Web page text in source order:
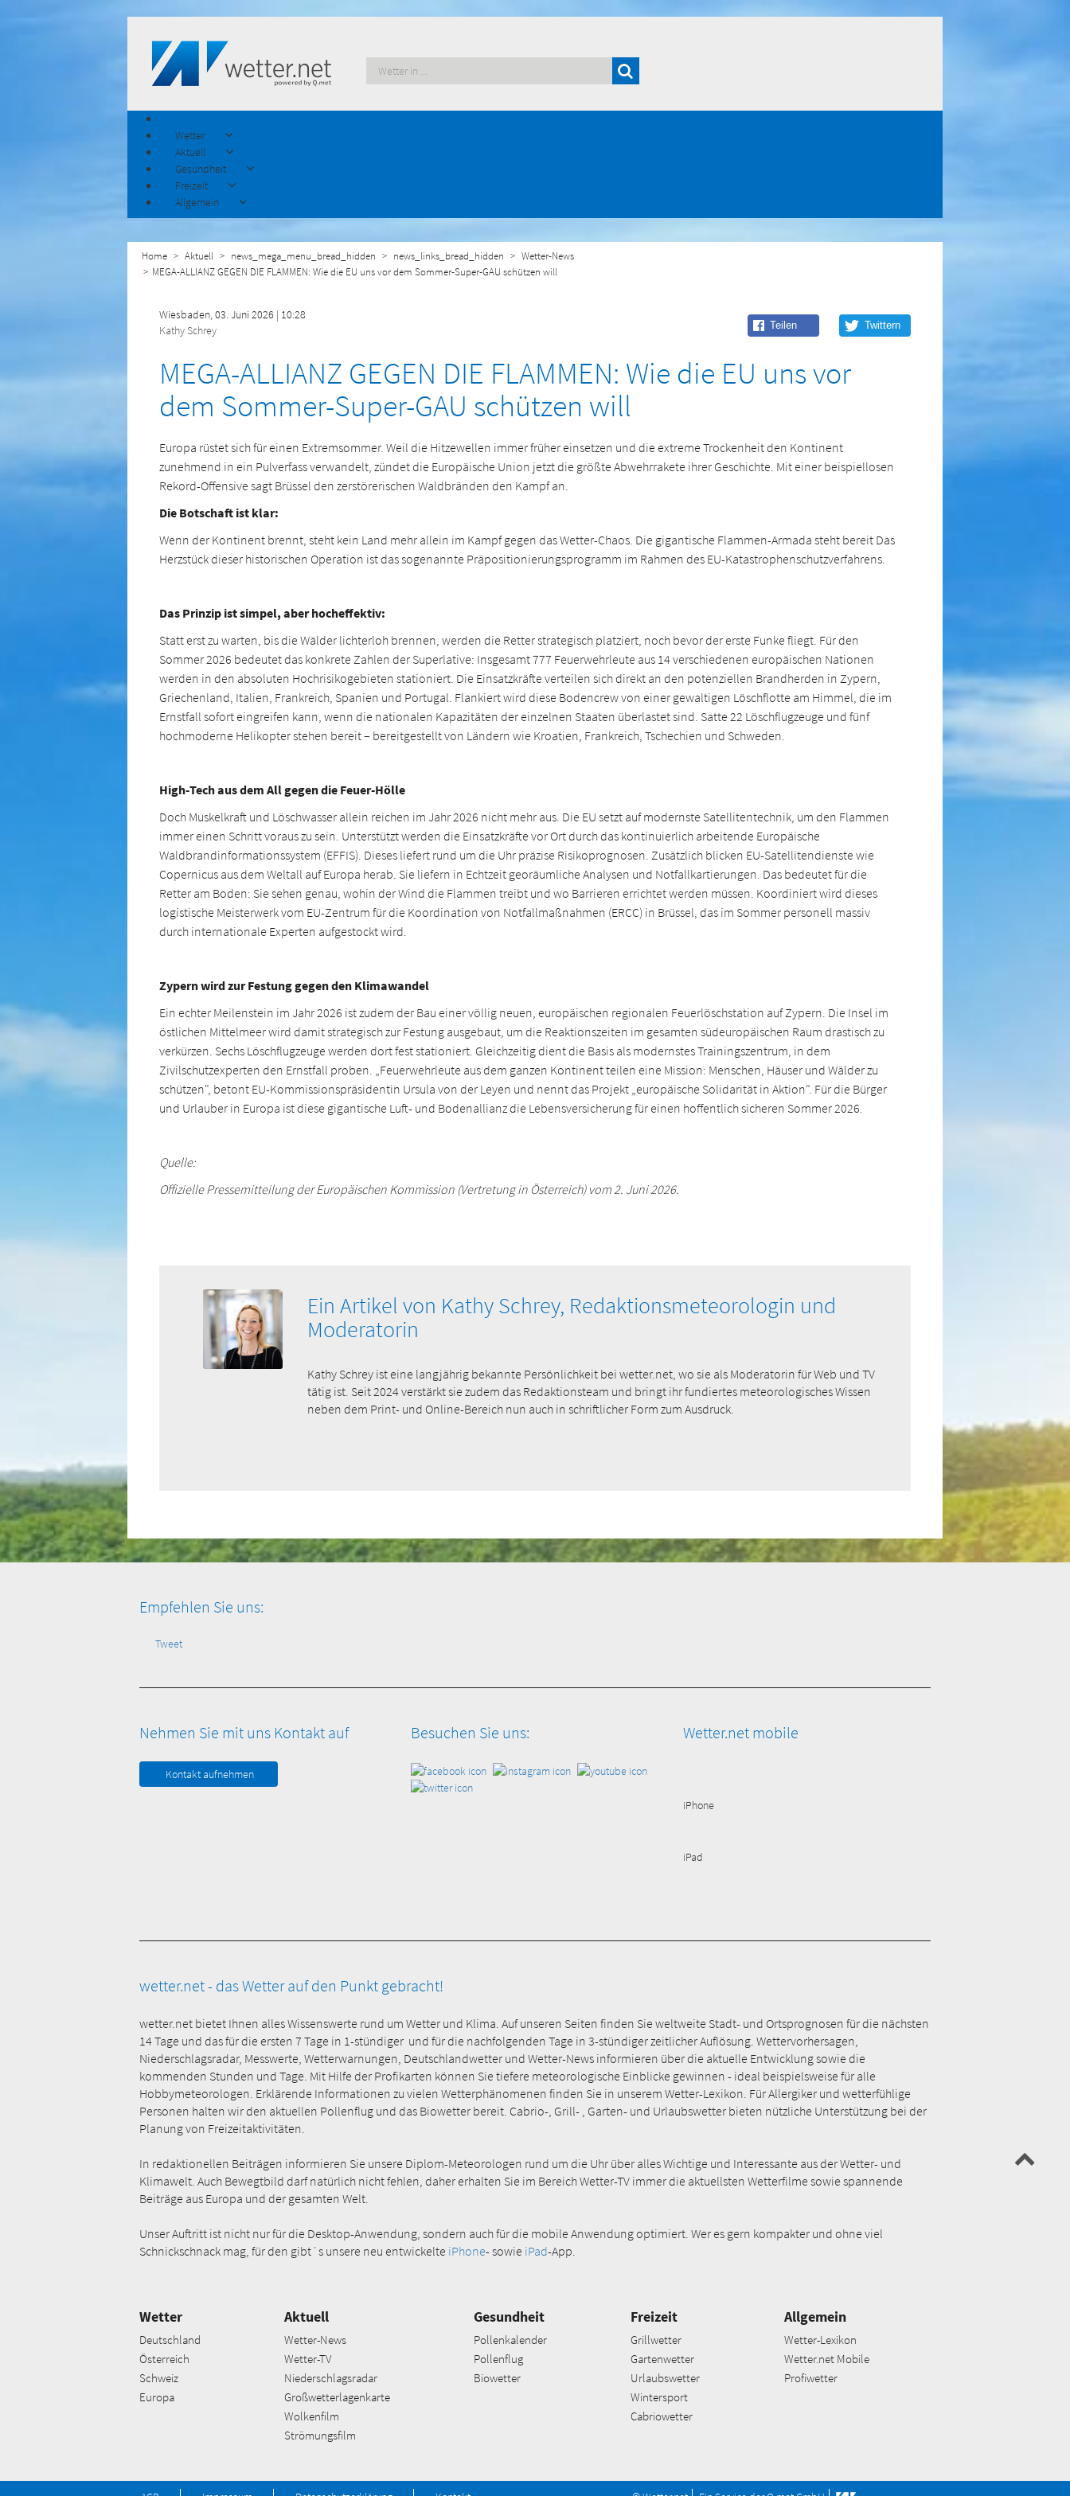
Wetter
Aktuell
Gesundheit
Freizeit
Allgemein
Home Aktuell news_mega_menu_bread_hidden news_links_bread_hidden
Wetter-News
​MEGA-ALLIANZ GEGEN DIE FLAMMEN: Wie die EU uns vor dem Sommer-Super-GAU schützen will
Wiesbaden, 03. Juni 2026 | 10:28
Kathy Schrey
​MEGA-ALLIANZ GEGEN DIE FLAMMEN: Wie die EU uns vor
dem Sommer-Super-GAU schützen will
Europa rüstet sich für einen Extremsommer. Weil die Hitzewellen immer früher einsetzen und die extreme Trockenheit den Kontinent
zunehmend in ein Pulverfass verwandelt, zündet die Europäische Union jetzt die größte Abwehrrakete ihrer Geschichte. Mit einer beispiellosen
Rekord-Offensive sagt Brüssel den zerstörerischen Waldbränden den Kampf an.
Die Botschaft ist klar:
Wenn der Kontinent brennt, steht kein Land mehr allein im Kampf gegen das Wetter-Chaos. Die gigantische Flammen-Armada steht bereit Das
Herzstück dieser historischen Operation ist das sogenannte Präpositionierungsprogramm im Rahmen des EU-Katastrophenschutzverfahrens.
Das Prinzip ist simpel, aber hocheffektiv:
Statt erst zu warten, bis die Wälder lichterloh brennen, werden die Retter strategisch platziert, noch bevor der erste Funke fliegt. Für den
Sommer 2026 bedeutet das konkrete Zahlen der Superlative: Insgesamt 777 Feuerwehrleute aus 14 verschiedenen europäischen Nationen
werden in den absoluten Hochrisikogebieten stationiert. Die Einsatzkräfte verteilen sich direkt an den potenziellen Brandherden in Zypern,
Griechenland, Italien, Frankreich, Spanien und Portugal. Flankiert wird diese Bodencrew von einer gewaltigen Löschflotte am Himmel, die im
Ernstfall sofort eingreifen kann, wenn die nationalen Kapazitäten der einzelnen Staaten überlastet sind. Satte 22 Löschflugzeuge und fünf
hochmoderne Helikopter stehen bereit – bereitgestellt von Ländern wie Kroatien, Frankreich, Tschechien und Schweden.
High-Tech aus dem All gegen die Feuer-Hölle
Doch Muskelkraft und Löschwasser allein reichen im Jahr 2026 nicht mehr aus. Die EU setzt auf modernste Satellitentechnik, um den Flammen
immer einen Schritt voraus zu sein. Unterstützt werden die Einsatzkräfte vor Ort durch das kontinuierlich arbeitende Europäische
Waldbrandinformationssystem (EFFIS). Dieses liefert rund um die Uhr präzise Risikoprognosen. Zusätzlich blicken EU-Satellitendienste wie
Copernicus aus dem Weltall auf Europa herab. Sie liefern in Echtzeit georäumliche Analysen und Notfallkartierungen. Das bedeutet für die
Retter am Boden: Sie sehen genau, wohin der Wind die Flammen treibt und wo Barrieren errichtet werden müssen. Koordiniert wird dieses
logistische Meisterwerk vom EU-Zentrum für die Koordination von Notfallmaßnahmen (ERCC) in Brüssel, das im Sommer personell massiv
durch internationale Experten aufgestockt wird.
Zypern wird zur Festung gegen den Klimawandel
Ein echter Meilenstein im Jahr 2026 ist zudem der Bau einer völlig neuen, europäischen regionalen Feuerlöschstation auf Zypern. Die Insel im
östlichen Mittelmeer wird damit strategisch zur Festung ausgebaut, um die Reaktionszeiten im gesamten südeuropäischen Raum drastisch zu
verkürzen. Sechs Löschflugzeuge werden dort fest stationiert. Gleichzeitig dient die Basis als modernstes Trainingszentrum, in dem
Zivilschutzexperten den Ernstfall proben. „Feuerwehrleute aus dem ganzen Kontinent teilen eine Mission: Menschen, Häuser und Wälder zu
schützen", betont EU-Kommissionspräsidentin Ursula von der Leyen und nennt das Projekt „europäische Solidarität in Aktion". Für die Bürger
und Urlauber in Europa ist diese gigantische Luft- und Bodenallianz die Lebensversicherung für einen hoffentlich sicheren Sommer 2026.
Quelle:
Offizielle Pressemitteilung der Europäischen Kommission (Vertretung in Österreich) vom 2. Juni 2026.
Ein Artikel von Kathy Schrey, Redaktionsmeteorologin und
Moderatorin
Kathy Schrey ist eine langjährig bekannte Persönlichkeit bei wetter.net, wo sie als Moderatorin für Web und TV
tätig ist. Seit 2024 verstärkt sie zudem das Redaktionsteam und bringt ihr fundiertes meteorologisches Wissen
neben dem Print- und Online-Bereich nun auch in schriftlicher Form zum Ausdruck.
Empfehlen Sie uns:
Tweet
Nehmen Sie mit uns Kontakt auf
Kontakt aufnehmen
Besuchen Sie uns: Wetter.net mobile
iPhone
iPad
wetter.net - das Wetter auf den Punkt gebracht!
wetter.net bietet Ihnen alles Wissenswerte rund um Wetter und Klima. Auf unseren Seiten finden Sie weltweite Stadt- und Ortsprognosen für die nächsten
14 Tage und das für die ersten 7 Tage in 1-stündiger und für die nachfolgenden Tage in 3-stündiger zeitlicher Auflösung. Wettervorhersagen,
Niederschlagsradar, Messwerte, Wetterwarnungen, Deutschlandwetter und Wetter-News informieren über die aktuelle Entwicklung sowie die
kommenden Stunden und Tage. Mit Hilfe der Profikarten können Sie tiefere meteorologische Einblicke gewinnen - ideal beispielsweise für alle
Hobbymeteorologen. Erklärende Informationen zu vielen Wetterphänomenen finden Sie in unserem Wetter-Lexikon. Für Allergiker und wetterfühlige
Personen halten wir den aktuellen Pollenflug und das Biowetter bereit. Cabrio-, Grill- , Garten- und Urlaubswetter bieten nützliche Unterstützung bei der
Planung von Freizeitaktivitäten.
In redaktionellen Beiträgen informieren Sie unsere Diplom-Meteorologen rund um die Uhr über alles Wichtige und Interessante aus der Wetter- und
Klimawelt. Auch Bewegtbild darf natürlich nicht fehlen, daher erhalten Sie im Bereich Wetter-TV immer die aktuellsten Wetterfilme sowie spannende
Beiträge aus Europa und der gesamten Welt.
Unser Auftritt ist nicht nur für die Desktop-Anwendung, sondern auch für die mobile Anwendung optimiert. Wer es gern kompakter und ohne viel
Schnickschnack mag, für den gibt´s unsere neu entwickelte iPhone- sowie iPad-App.
Wetter
Deutschland
Österreich
Schweiz
Europa
Aktuell
Wetter-News
Wetter-TV
Niederschlagsradar
Großwetterlagenkarte
Wolkenfilm
Strömungsfilm
Gesundheit
Pollenkalender
Pollenflug
Biowetter
Freizeit
Grillwetter
Gartenwetter
Urlaubswetter
Wintersport
Cabriowetter
Allgemein
Wetter-Lexikon
Wetter.net Mobile
Profiwetter